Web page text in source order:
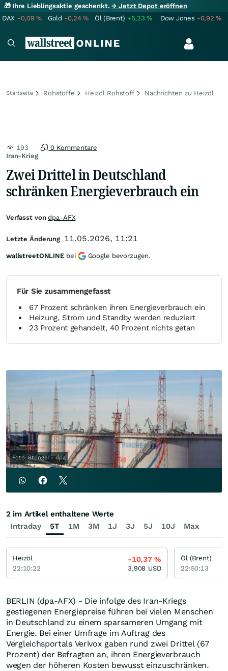
🎁 Ihre Lieblingsaktie geschenkt.→ Jetzt Depot eröffnen
DAX -0,09% Gold -0,24% Öl (Brent) +5,23% Dow Jones -0,92%
Startseite Rohstoffe Heizöl Rohstoff Nachrichten zu Heizöl
Iran-Krieg
193 0 Kommentare
Zwei Drittel in Deutschland
schränken Energieverbrauch ein
Für Sie zusammengefasst
67 Prozent schränken ihren Energieverbrauch ein
Heizung, Strom und Standby werden reduziert
23 Prozent gehandelt, 40 Prozent nichts getan
Foto: Stringer - dpa
BERLIN (dpa-AFX) - Die infolge des Iran-Kriegs
gestiegenen Energiepreise führen bei vielen Menschen
in Deutschland zu einem sparsameren Umgang mit
Energie. Bei einer Umfrage im Auftrag des
Vergleichsportals Verivox gaben rund zwei Drittel (67
Prozent) der Befragten an, ihren Energieverbrauch
wegen der höheren Kosten bewusst einzuschränken.
Verfasst vondpa-AFX
Letzte Änderung 11.05.2026, 11:21
wallstreetONLINE bei Google bevorzugen.
Intraday 5T 1M 3M 1J 3J 5J 10J Max
2 im Artikel enthaltene Werte
Heizöl
22:10:22
-10,37%
3,908 USD
Öl (Brent)
22:50:13